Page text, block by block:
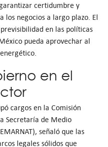
certidumbre y
los negocios a largo plazo. El
en las políticas
pueda aprovechar al
en el
cargos en la Comisión
Secretaría de Medio
señaló que las
legales sólidos que